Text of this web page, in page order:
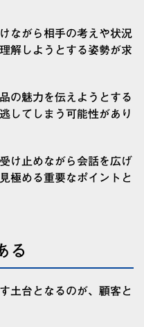
ながら相手の考えや状況
解しようとする姿勢が求
の魅力を伝えようとする
してしまう可能性があり
け止めながら会話を広げ
極める重要なポイントと
る
土台となるのが、顧客と